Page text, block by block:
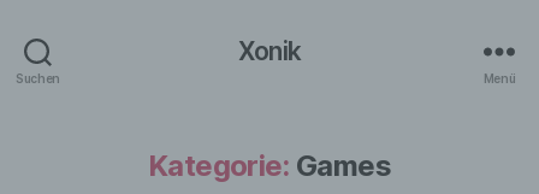
Suchen
Xonik
Menü
Kategorie: Games